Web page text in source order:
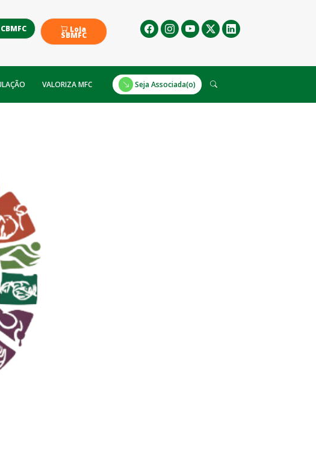
Loja
SBMFC
VALORIZA MFC Seja Associada(o)